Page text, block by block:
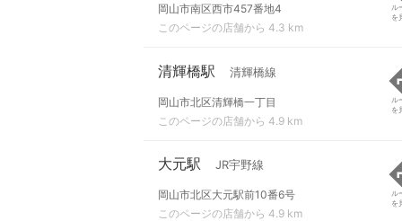
岡山市南区西市457番地4
このページの店舗から 4.3 km
ル
を
清輝橋駅 清輝橋線
岡山市北区清輝橋一丁目
このページの店舗から 4.9 km
ル
を
大元駅 JR宇野線
岡山市北区大元駅前10番6号
このページの店舗から 4.9 km
ル
を